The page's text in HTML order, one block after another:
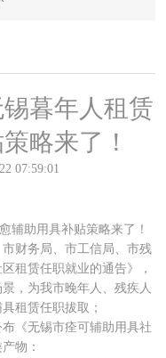
暮年人租赁
略来了！
07:59:01
财务局、市工信局、市残
租赁任职就业的通告》，
，为我市晚年人、残疾人
租赁任职拔取；
《无锡市痊可辅助用具社
物：